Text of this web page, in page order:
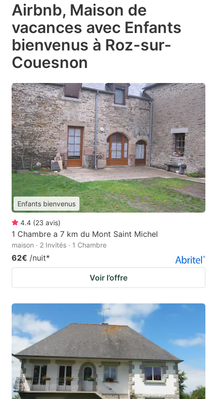
Airbnb, Maison de
vacances avec Enfants
bienvenus à Roz-sur-
Couesnon
Enfants bienvenus
4.4 (23 avis)
1 Chambre a 7 km du Mont Saint Michel
maison · 2 Invités · 1 Chambre
62€ /nuit*
Voir l’offre